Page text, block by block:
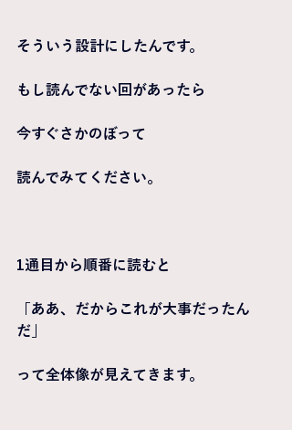
そういう設計にしたんです。
もし読んでない回があったら
今すぐさかのぼって
読んでみてください。
1通目から順番に読むと
「ああ、だからこれが大事だったん
だ」
って全体像が見えてきます。